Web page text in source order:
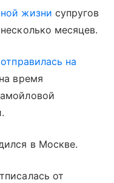
жизни супругов
месяцев.
отправилась на
время
в Москве.
от